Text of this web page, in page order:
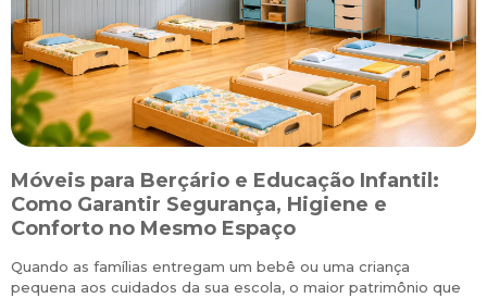
Móveis para Berçário e Educação Infantil:
Como Garantir Segurança, Higiene e
Conforto no Mesmo Espaço
Quando as famílias entregam um bebê ou uma criança
pequena aos cuidados da sua escola, o maior patrimônio que